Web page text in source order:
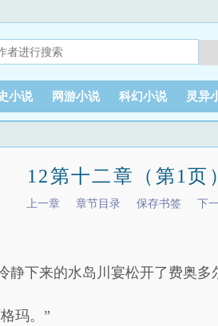
小说 网游小说 科幻小说 灵异
12第十二章（第1页
上一章 章节目录 保存书签 下
下来的水岛川宴松开了费奥多
玛。”